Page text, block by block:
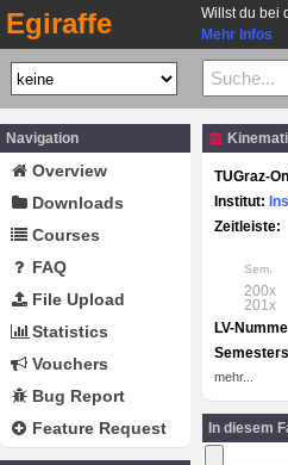
Egiraffe
Willst du bei
Mehr Infos
Navigation
Overview
Downloads
Courses
FAQ
File Upload
Statistics
Vouchers
Bug Report
Feature Request
TUGraz-
Institut:
Zeitleiste:
Sem.
200x
201x
LV-
mehr...
In diesem